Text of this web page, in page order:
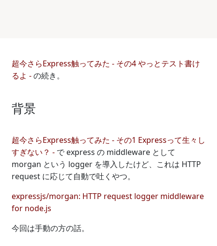
超今さらExpress触ってみた - その4 やっとテスト書け
るよ -の続き。
背景
超今さらExpress触ってみた - その1 Expressって生々し
すぎない？ - で express の middleware として
morgan という logger を導入したけど、これは HTTP
request に応じて自動で吐くやつ。
expressjs/morgan: HTTP request logger middleware
for node.js
今回は手動の方の話。